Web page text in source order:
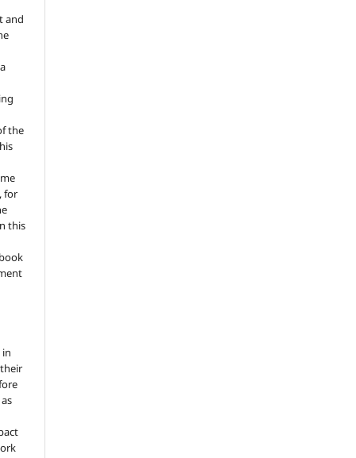
and
the
for
this